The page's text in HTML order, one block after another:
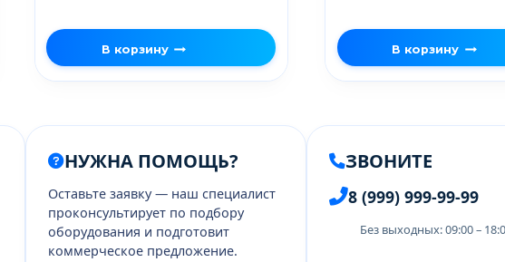
В корзину В корзину
НУЖНА ПОМОЩЬ?
Оставьте заявку — наш специалист
проконсультирует по подбору
оборудования и подготовит
коммерческое предложение.
ЗВОНИТЕ
8 (999) 999-99-99
Без выходных: 09:00 –